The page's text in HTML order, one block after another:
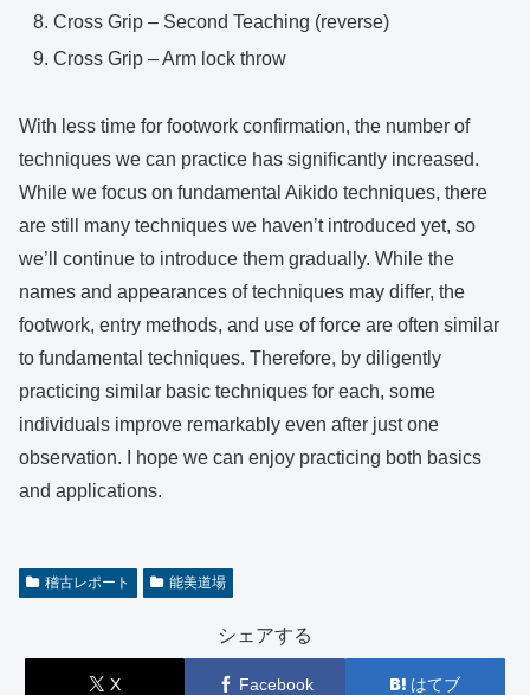
Cross Grip – Second Teaching (reverse)
Cross Grip – Arm lock throw
With less time for footwork confirmation, the number of
techniques we can practice has significantly increased.
While we focus on fundamental Aikido techniques, there
are still many techniques we haven’t introduced yet, so
we’ll continue to introduce them gradually. While the
names and appearances of techniques may differ, the
footwork, entry methods, and use of force are often similar
to fundamental techniques. Therefore, by diligently
practicing similar basic techniques for each, some
individuals improve remarkably even after just one
observation. I hope we can enjoy practicing both basics
and applications.
稽古レポート 能美道場
シェアする
X Facebook はてブ